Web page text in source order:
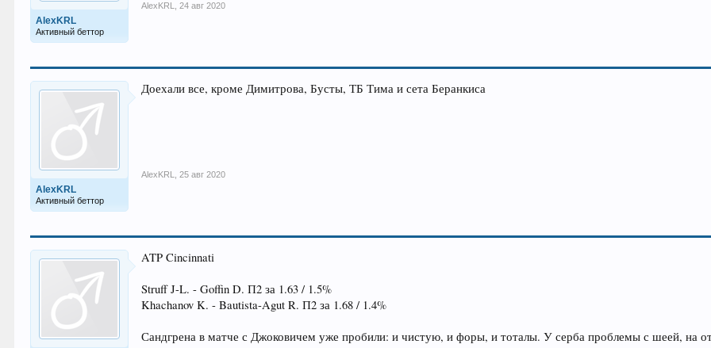
AlexKRL
Активный беттор
AlexKRL 24 авг 2020
AlexKRL
Активный беттор
Доехали все, кроме Димитрова, Бусты, ТБ Тима и сета Беранкиса
AlexKRL 25 авг 2020
ATP Cincinnati
Struff J-L. - Goffin D. П2 за 1.63 / 1.5%
Khachanov K. - Bautista-Agut R. П2 за 1.68 / 1.4%
Сандгрена в матче с Джоковичем уже пробили: и чистую, и форы, и тоталы. У серба проблемы с шеей, на